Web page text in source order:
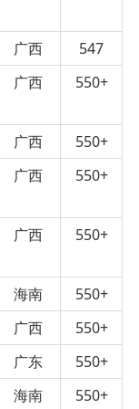
广西
547
广西 550+
广西
550+
广西 550+
广西 550+
海南
550+
广西
550+
广东
550+
海南
550+